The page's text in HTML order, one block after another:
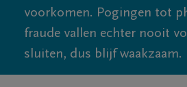
voorkomen. Pogingen tot
fraude vallen echter nooit
sluiten, dus blijf waakzaam.